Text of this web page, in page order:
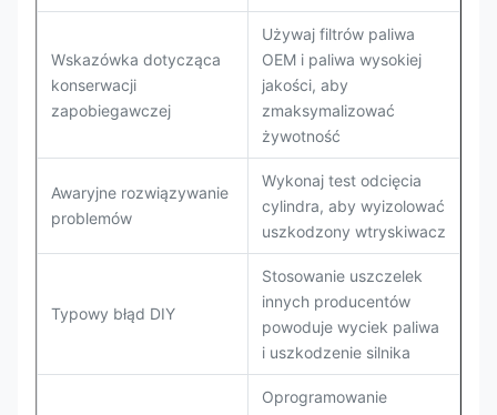
Wskazówka dotycząca
konserwacji
zapobiegawczej
Używaj filtrów paliwa
OEM i paliwa wysokiej
jakości, aby
zmaksymalizować
żywotność
Awaryjne rozwiązywanie
problemów
Wykonaj test odcięcia
cylindra, aby wyizolować
uszkodzony wtryskiwacz
Typowy błąd DIY
Stosowanie uszczelek
innych producentów
powoduje wyciek paliwa
i uszkodzenie silnika
Oprogramowanie